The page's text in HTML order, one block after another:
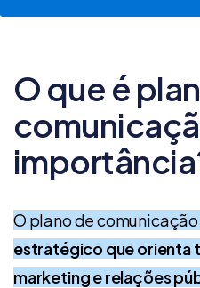
O que é
O plano de comunicação
estratégico que orienta
marketing e relações